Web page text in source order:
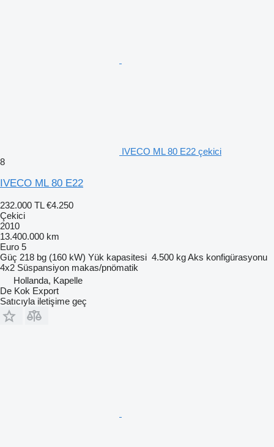
IVECO ML 80 E22 çekici
8
IVECO ML 80 E22
232.000 TL €4.250
Çekici
2010
13.400.000 km
Euro 5
Güç 218 bg (160 kW) Yük kapasitesi 4.500 kgAks konfigürasyonu
4x2 Süspansiyon makas/pnömatik
Hollanda, Kapelle
De Kok Export
Satıcıyla iletişime geç